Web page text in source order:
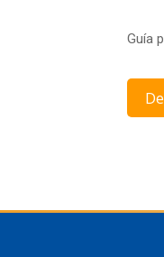
Guía